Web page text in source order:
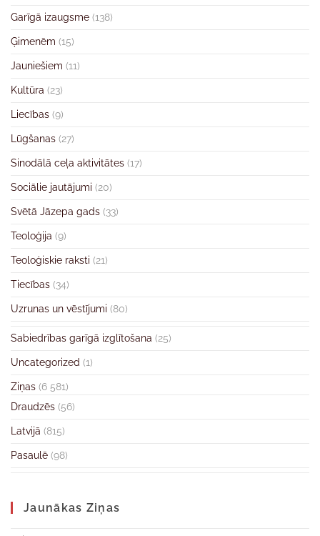
Garīgā izaugsme (138)
Ģimenēm (15)
Jauniešiem (11)
Kultūra (23)
Liecības (9)
Lūgšanas (27)
Sinodālā ceļa aktivitātes (17)
Sociālie jautājumi (20)
Svētā Jāzepa gads (33)
Teoloģija (9)
Teoloģiskie raksti (21)
Tiecības (34)
Uzrunas un vēstījumi (80)
Sabiedrības garīgā izglītošana (25)
Uncategorized (1)
Ziņas (6 581)
Draudzēs (56)
Latvijā (815)
Pasaulē (98)
Jaunākas Ziņas